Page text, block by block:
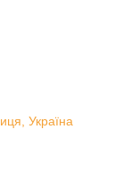
Україна